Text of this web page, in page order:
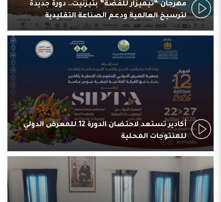
مهرجان “تيميزار للفضة” بتيزنيت.. دورة جديدة
لترسيخ العالمية ودعم الصناعة التقليدية
أكادير تستعد لاحتضان الدورة 12 للمعرض الدولي
للمنتوجات المحلية